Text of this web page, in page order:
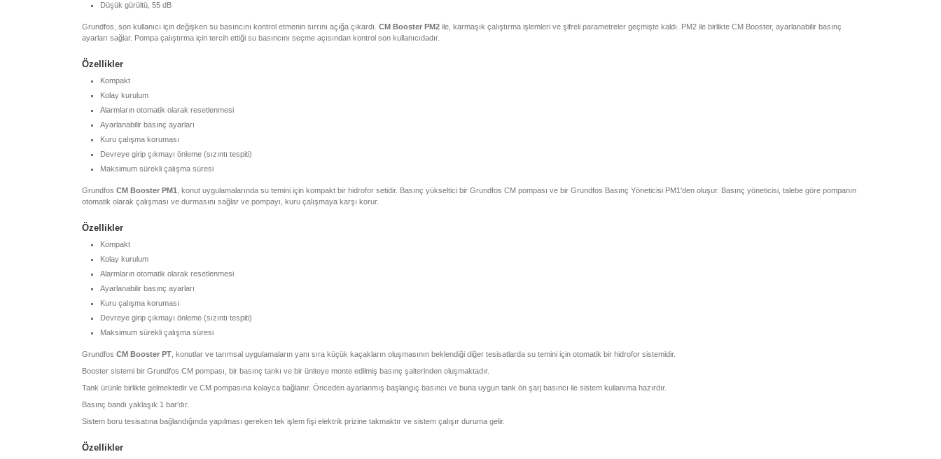
Düşük gürültü, 55 dB
Grundfos, son kullanıcı için değişken su basıncını kontrol etmenin sırrını açığa çıkardı. CM Booster PM2 ile, karmaşık çalıştırma işlemleri ve şifreli parametreler geçmişte kaldı. PM2 ile birlikte CM Booster, ayarlanabilir basınç
ayarları sağlar. Pompa çalıştırma için tercih ettiği su basıncını seçme açısından kontrol son kullanıcıdadır.
Özellikler
Kompakt
Kolay kurulum
Alarmların otomatik olarak resetlenmesi
Ayarlanabilir basınç ayarları
Kuru çalışma koruması
Devreye girip çıkmayı önleme (sızıntı tespiti)
Maksimum sürekli çalışma süresi
Grundfos CM Booster PM1 , konut uygulamalarında su temini için kompakt bir hidrofor setidir. Basınç yükseltici bir Grundfos CM pompası ve bir Grundfos Basınç Yöneticisi PM1'den oluşur. Basınç yöneticisi, talebe göre pompanın
otomatik olarak çalışması ve durmasını sağlar ve pompayı, kuru çalışmaya karşı korur.
Özellikler
Kompakt
Kolay kurulum
Alarmların otomatik olarak resetlenmesi
Ayarlanabilir basınç ayarları
Kuru çalışma koruması
Devreye girip çıkmayı önleme (sızıntı tespiti)
Maksimum sürekli çalışma süresi
Grundfos CM Booster PT , konutlar ve tarımsal uygulamaların yanı sıra küçük kaçakların oluşmasının beklendiği diğer tesisatlarda su temini için otomatik bir hidrofor sistemidir.
Booster sistemi bir Grundfos CM pompası, bir basınç tankı ve bir üniteye monte edilmiş basınç şalterinden oluşmaktadır.
Tank ürünle birlikte gelmektedir ve CM pompasına kolayca bağlanır. Önceden ayarlanmış başlangıç basıncı ve buna uygun tank ön şarj basıncı ile sistem kullanıma hazırdır.
Basınç bandı yaklaşık 1 bar'dır.
Sistem boru tesisatına bağlandığında yapılması gereken tek işlem fişi elektrik prizine takmaktır ve sistem çalışır duruma gelir.
Özellikler